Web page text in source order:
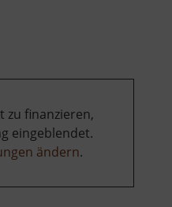
zu finanzieren,
eingeblendet.
ändern.